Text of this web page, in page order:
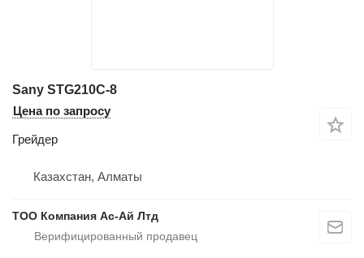
Sany STG210C-8
Цена по запросу
Грейдер
Казахстан, Алматы
ТОО Компания Ас-Ай Лтд